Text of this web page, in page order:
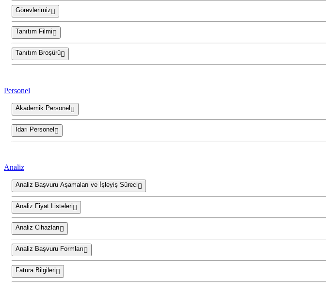
Görevlerimiz
Tanıtım Filmi
Tanıtım Broşürü
Personel
Akademik Personel
İdari Personel
Analiz
Analiz Başvuru Aşamaları ve İşleyiş Süreci
Analiz Fiyat Listeleri
Analiz Cihazları
Analiz Başvuru Formları
Fatura Bilgileri